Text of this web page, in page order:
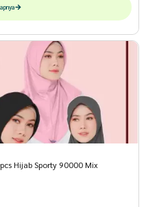
Hijab Sporty 90000 Mix